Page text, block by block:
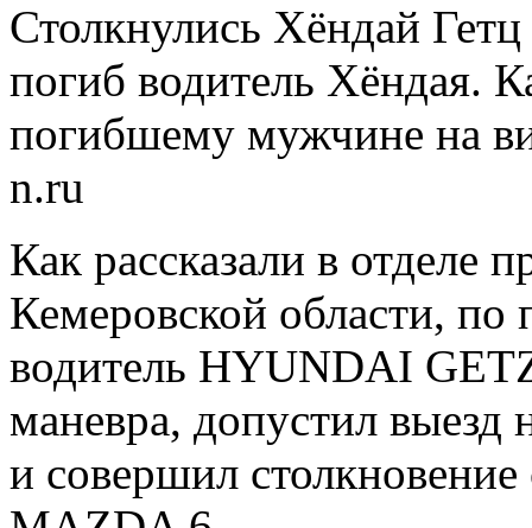
Столкнулись Хёндай
погиб водитель Хёндая.
погибшему мужчине на
n.ru
Как рассказали в
Кемеровской области, по
водитель HYUNDAI
маневра, допустил выезд
и совершил